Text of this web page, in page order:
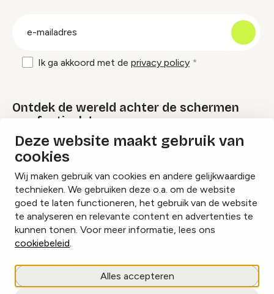
Deze website maakt gebruik van
cookies
Wij maken gebruik van cookies en andere gelijkwaardige
technieken. We gebruiken deze o.a. om de website
goed te laten functioneren, het gebruik van de website
te analyseren en relevante content en advertenties te
kunnen tonen. Voor meer informatie, lees ons
cookiebeleid.
Alles accepteren
Ik ga akkoord met de privacy policy
Ontdek de wereld achter de schermen
van festivals!
Lees onze Festival Specials
InstagramFacebookLinkedIn
Cookies beheren
Privacy policy